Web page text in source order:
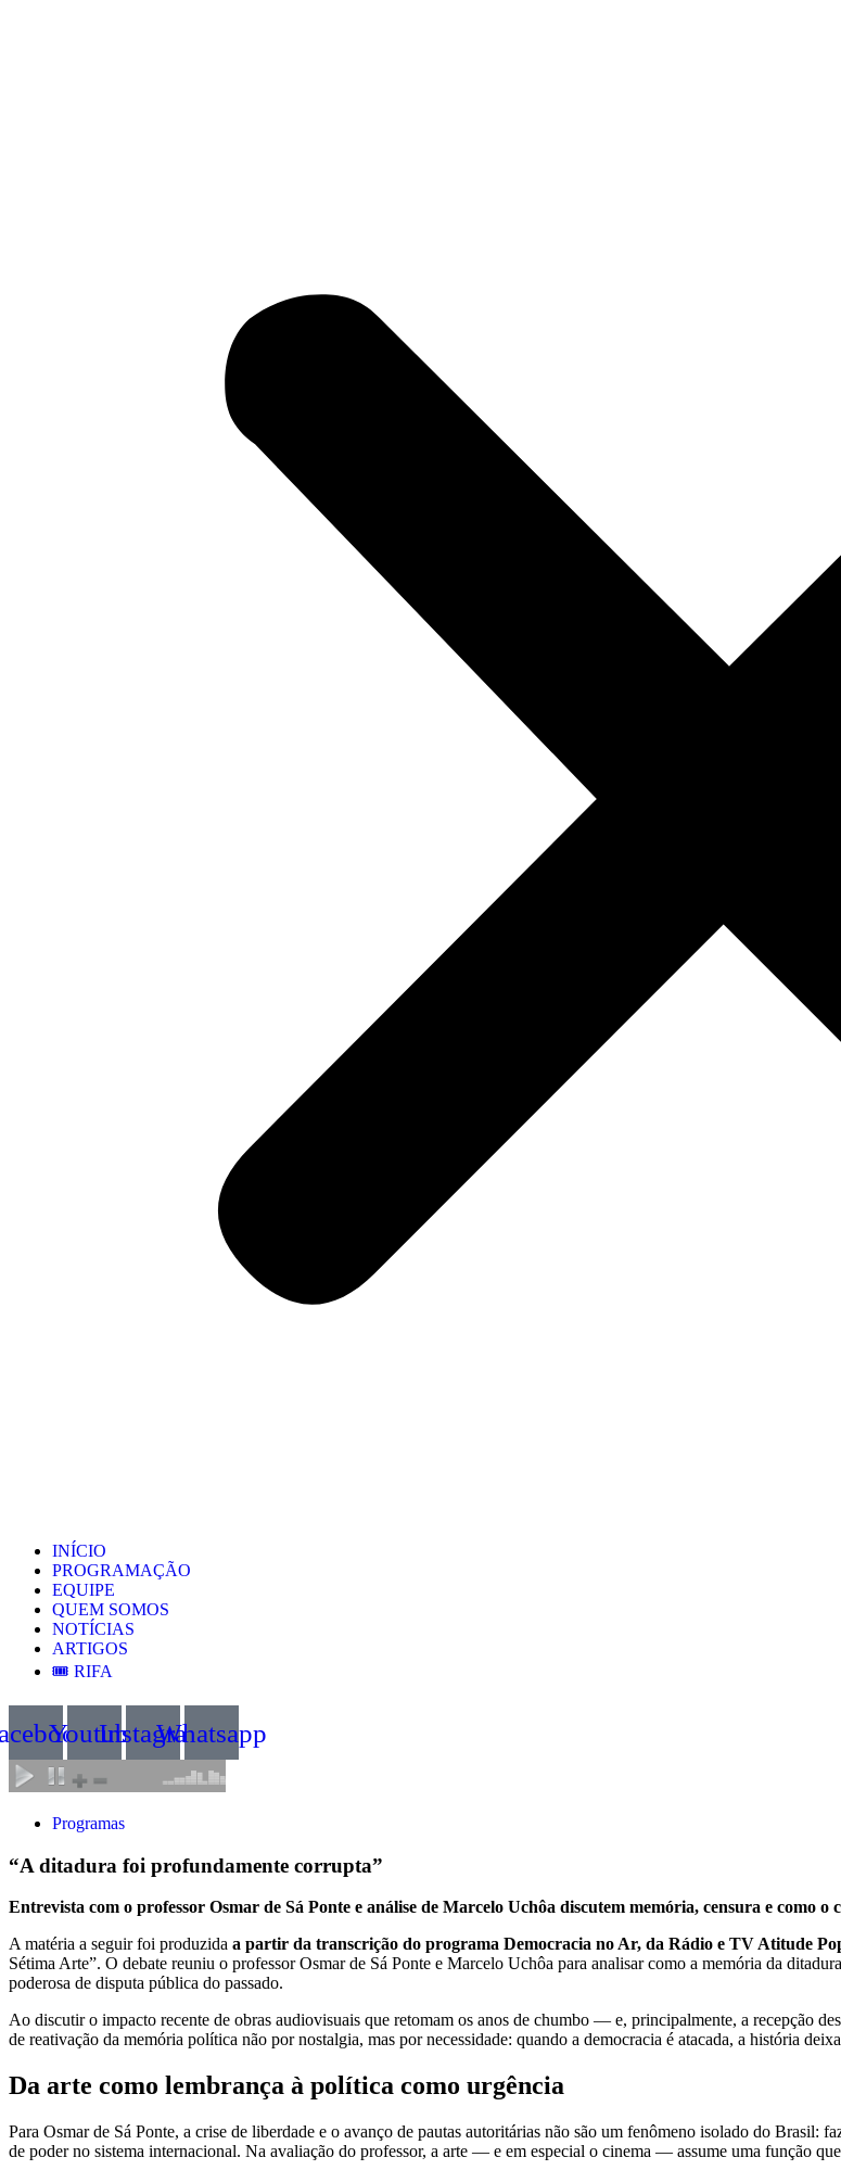
INÍCIO
PROGRAMAÇÃO
EQUIPE
QUEM SOMOS
NOTÍCIAS
ARTIGOS
🎟️ RIFA
YoutubeInstagramWhatsapp
Programas
“A ditadura foi profundamente corrupta”
Entrevista com o professor Osmar de Sá Ponte e análise de Marcelo Uchôa discutem memória, censura e como
A matéria a seguir foi produzida a partir da transcrição do programa Democracia no Ar, da Rádio e TV Atitude
Sétima Arte”. O debate reuniu o professor Osmar de Sá Ponte e Marcelo Uchôa para analisar como a memória da
poderosa de disputa pública do passado.
Ao discutir o impacto recente de obras audiovisuais que retomam os anos de chumbo — e, principalmente, a recepção
de reativação da memória política não por nostalgia, mas por necessidade: quando a democracia é atacada, a história
Da arte como lembrança à política como urgência
Para Osmar de Sá Ponte, a crise de liberdade e o avanço de pautas autoritárias não são um fenômeno isolado do Brasil:
de poder no sistema internacional. Na avaliação do professor, a arte — e em especial o cinema — assume uma função